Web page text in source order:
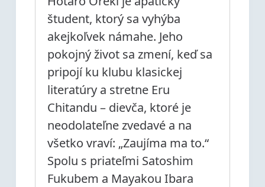
študent, ktorý sa vyhýba
akejkoľvek námahe. Jeho
pokojný život sa zmení, keď sa
pripojí ku klubu klasickej
literatúry a stretne Eru
Chitandu – dievča, ktoré je
neodolateľne zvedavé a na
všetko vraví: „Zaujíma ma to.“
Spolu s priateľmi Satoshim
Fukubem a Mayakou Ibara